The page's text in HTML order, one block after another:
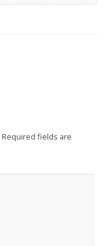
Required fields are